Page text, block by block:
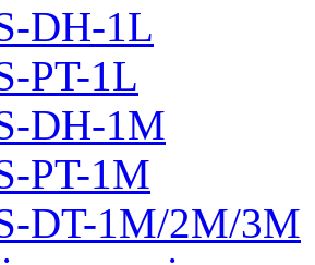
DH-1L
PT-1L
DH-1M
PT-1M
DT-1M/2M/3M